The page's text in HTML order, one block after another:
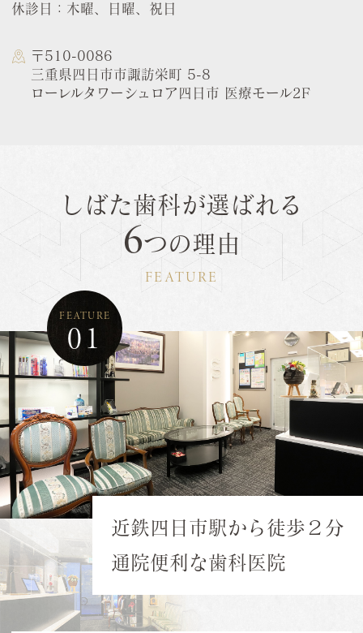
休診日：木曜、日曜、祝日
〒510-0086
三重県四日市市諏訪栄町 5-8
ローレルタワーシュロア四日市 医療モール2F
しばた歯科が選ばれる
6つの理由
FEATURE
FEATURE
01
近鉄四日市駅から徒歩２分
通院便利な歯科医院